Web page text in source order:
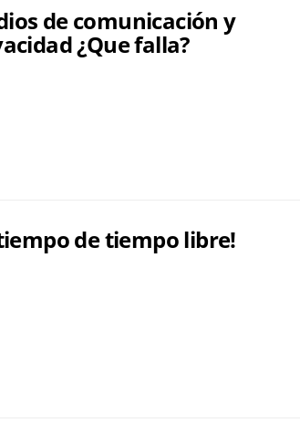
de comunicación y
¿Que falla?
tiempo de tiempo libre!